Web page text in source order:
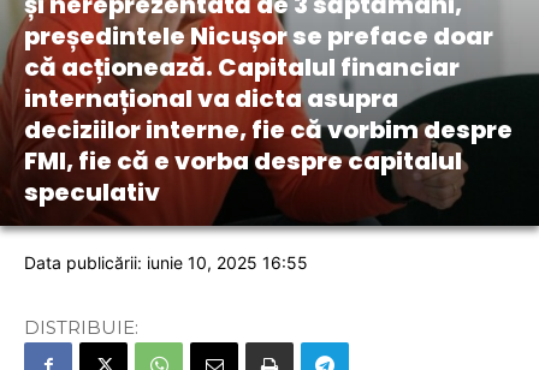
președintele Nicușor se preface doar
că acționează. Capitalul financiar
internațional va dicta asupra
deciziilor interne, fie că vorbim despre
FMI, fie că e vorba despre capitalul
speculativ
Data publicării: iunie 10, 2025 16:55
DISTRIBUIE: